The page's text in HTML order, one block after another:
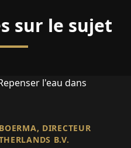
sur le sujet
DIRECTEUR
B.V.